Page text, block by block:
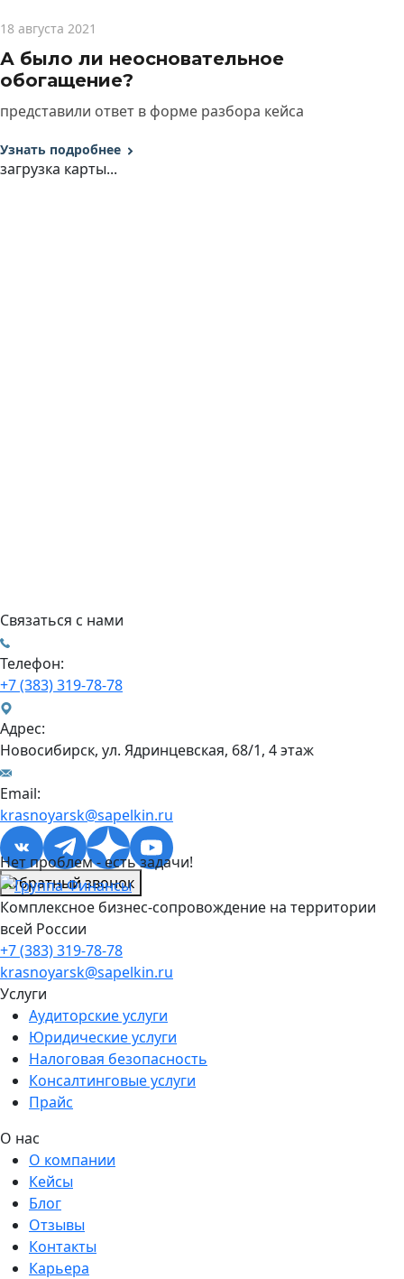
18 августа 2021
А было ли неосновательное
обогащение?
представили ответ в форме разбора кейса
Узнать подробнее
загрузка карты...
Связаться с нами
Телефон:
+7 (383) 319-78-78
Адрес:
Новосибирск, ул. Ядринцевская, 68/1, 4 этаж
Email:
krasnoyarsk@sapelkin.ru
Обратный звонок
Нет проблем - есть задачи!
Комплексное бизнес-сопровождение на территории
всей России
+7 (383) 319-78-78
krasnoyarsk@sapelkin.ru
Услуги
Аудиторские услуги
Юридические услуги
Налоговая безопасность
Консалтинговые услуги
Прайс
О нас
О компании
Кейсы
Блог
Отзывы
Контакты
Карьера